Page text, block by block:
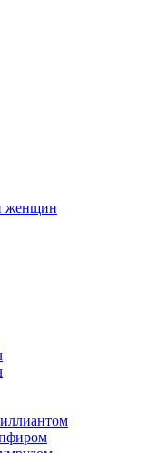
женщин